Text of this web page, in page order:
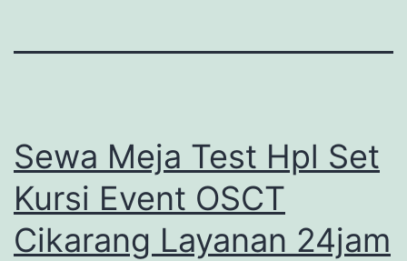
Sewa Meja Test Hpl Set
Kursi Event OSCT
Cikarang Layanan 24jam